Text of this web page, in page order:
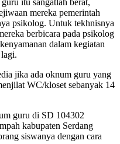
mereka pemerintah
psikolog. Untuk tekhnisnya
berbicara pada psikolog
dalam kegiatan
jika ada oknum guru yang
WC/kloset sebanyak 14
guru di SD 104302
kabupaten Serdang
siswanya dengan cara